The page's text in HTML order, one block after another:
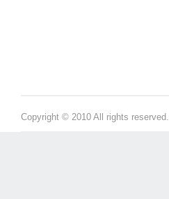
Copyright © 2010 All rights reserved.